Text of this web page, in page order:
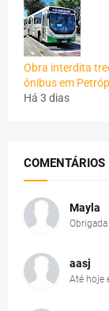
Obra interdita
ônibus em
Há 3 dias
COMENTÁRIOS
Mayla
aasj
Até hoje